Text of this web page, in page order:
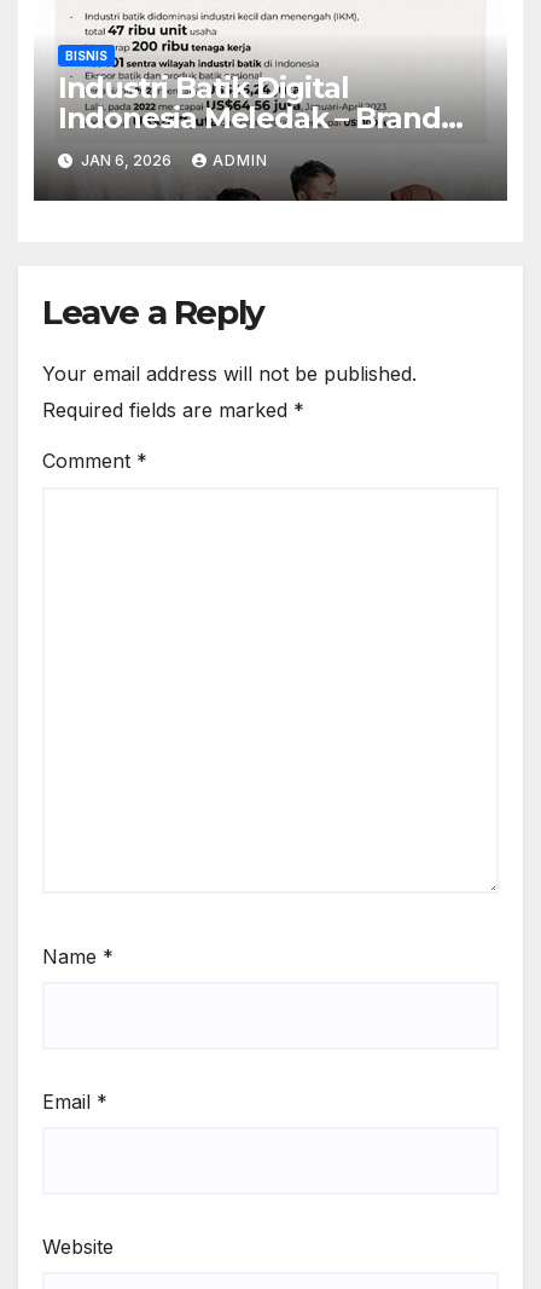
BISNIS
Industri Batik Digital
Indonesia Meledak – Brand
Lokal Tembus Pasar Eropa
JAN 6, 2026 ADMIN
Leave a Reply
Your email address will not be published.
Required fields are marked *
Comment *
Name *
Email *
Website